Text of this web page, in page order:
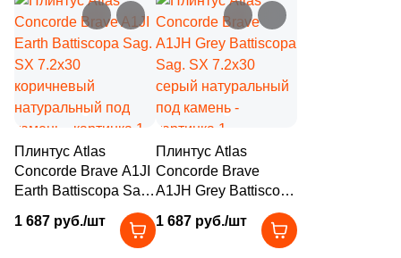
60х9.5 (6 )
60x7.6 (12
60x7.2 (87)
60x7.5 ( 46)
60x6.5 (4)
60x5.5 (44)
60x9.5 (21)
Плинтус Atlas
Concorde Brave A1JI
Earth Battiscopa Sag.
коричневый
натуральный под
1 687 руб./шт
Плинтус Atlas
Concorde Brave
A1JH Grey Battiscopa
серый натуральный
1 687 руб./шт